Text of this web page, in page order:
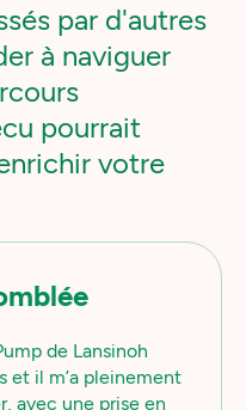
par d'autres
à naviguer
pourrait
votre
de Lansinoh
et il m’a pleinement
avec une prise en